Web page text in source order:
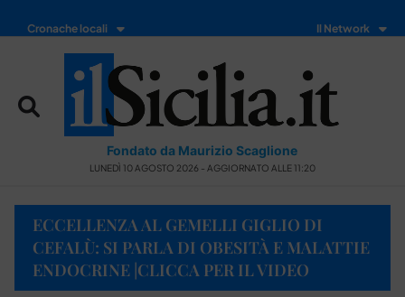
Cronache locali Il Network
Fondato da Maurizio Scaglione
LUNEDÌ 10 AGOSTO 2026 - AGGIORNATO ALLE 11:20
ECCELLENZA AL GEMELLI GIGLIO DI
CEFALÙ: SI PARLA DI OBESITÀ E MALATTIE
ENDOCRINE |CLICCA PER IL VIDEO